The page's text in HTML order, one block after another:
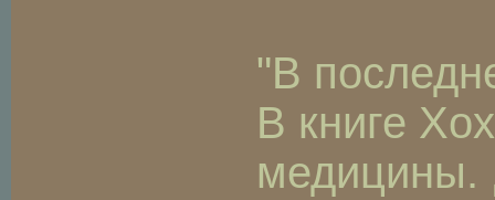
"В
В книге
медицины.